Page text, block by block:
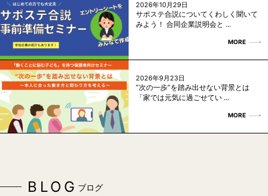
2026年10月29日
サポステ合説についてくわしく聞いて
みよう！ 合同企業説明会と ...
MORE
2026年9月23日
“次の一歩”を踏み出せない背景とは
「家では元気に過ごせてい ...
MORE
BLOG ブログ